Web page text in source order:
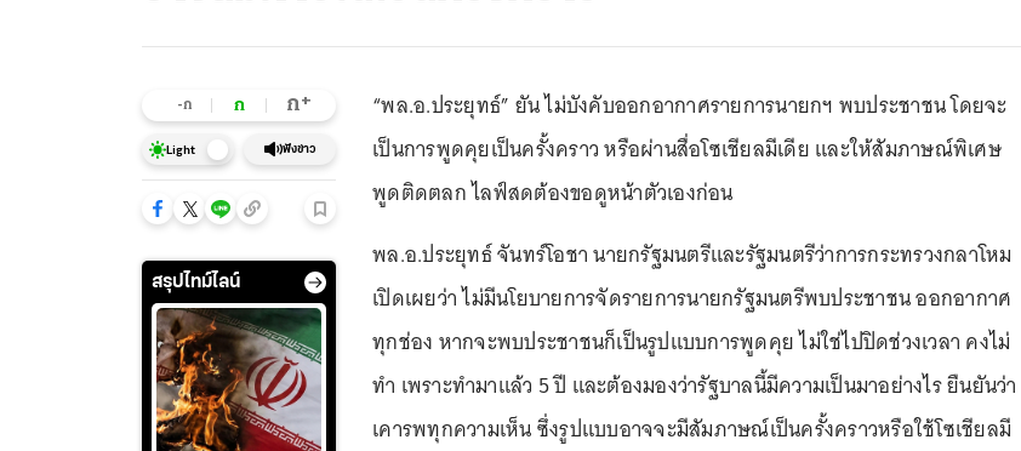
-ก ก ก+
Light ฟังข่าว
สรุปไทม์ไลน์
“พล.อ.ประยุทธ์” ยัน ไม่บังคับออกอากาศรายการนายกฯ พบประชาชน โดยจะ
เป็นการพูดคุยเป็นครั้งคราว หรือผ่านสื่อโซเชียลมีเดีย และให้สัมภาษณ์พิเศษ
พูดติดตลก ไลฟ์สดต้องขอดูหน้าตัวเองก่อน
พล.อ.ประยุทธ์ จันทร์โอชา นายกรัฐมนตรีและรัฐมนตรีว่าการกระทรวงกลาโหม
เปิดเผยว่า ไม่มีนโยบายการจัดรายการนายกรัฐมนตรีพบประชาชน ออกอากาศ
ทุกช่อง หากจะพบประชาชนก็เป็นรูปแบบการพูดคุย ไม่ใช่ไปปิดช่วงเวลา คงไม่
ทำ เพราะทำมาแล้ว 5 ปี และต้องมองว่ารัฐบาลนี้มีความเป็นมาอย่างไร ยืนยันว่า
เคารพทุกความเห็น ซึ่งรูปแบบอาจจะมีสัมภาษณ์เป็นครั้งคราวหรือใช้โซเชียลมี